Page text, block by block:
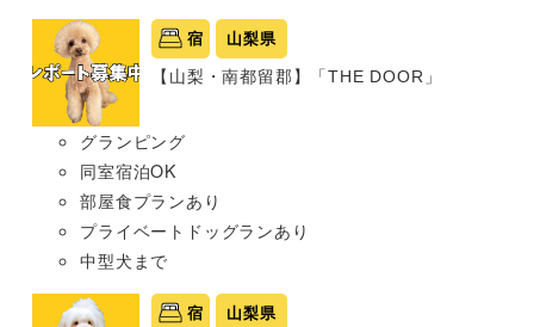
宿 山梨県
【山梨・南都留郡】「THE DOOR」
グランピング
同室宿泊OK
部屋食プランあり
プライベートドッグランあり
中型犬まで
宿 山梨県